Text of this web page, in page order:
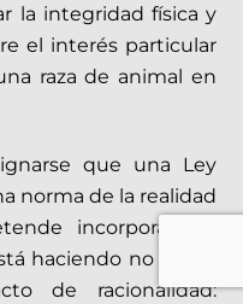
la integridad física y
el interés particular
raza de animal en
que una Ley
norma de la realidad
incorporar un
haciendo no es un
de racionalidad: